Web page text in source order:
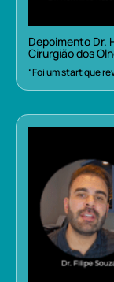
Depoimento Dr.
Cirurgião dos
“Foi um start que